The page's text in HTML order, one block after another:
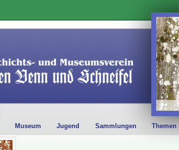
Museum Jugend Sammlungen Themen